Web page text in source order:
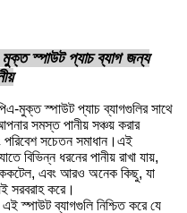
মুক্ত স্পাউট প্যাচ ব্যাগ জন্য
মুক্ত স্পাউট প্যাচ ব্যাগগুলির সাথে
সমস্ত পানীয় সঞ্চয় করার
সচেতন সমাধান।এই
বিভিন্ন ধরনের পানীয় রাখা যায়,
ককটেল, এবং আরও অনেক কিছু, যা
সরবরাহ করে।
স্পাউট ব্যাগগুলি নিশ্চিত করে যে